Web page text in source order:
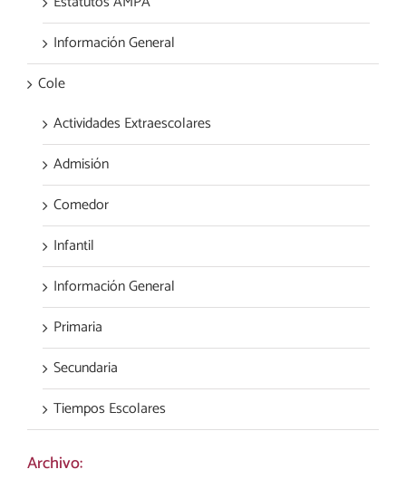
Información General
Cole
Actividades Extraescolares
Admisión
Comedor
Infantil
Información General
Primaria
Secundaria
Tiempos Escolares
Archivo: